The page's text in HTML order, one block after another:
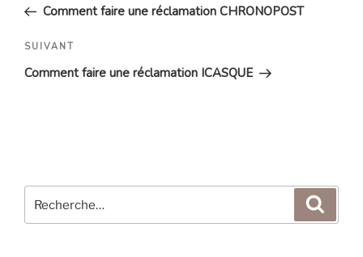
l’article
précédent
Comment faire une réclamation CHRONOPOST
Article
suivant
SUIVANT
Comment faire une réclamation ICASQUE
pour